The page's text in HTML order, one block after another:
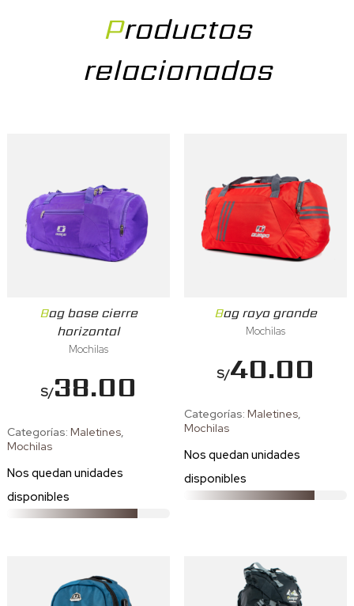
Productos
relacionados
Bag base cierre
horizontal
Mochilas
S/38.00
Categorías: Maletines,
Mochilas
Nos quedan unidades
disponibles
Bag raya grande
Mochilas
S/40.00
Categorías: Maletines,
Mochilas
Nos quedan unidades
disponibles